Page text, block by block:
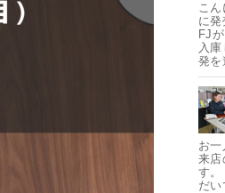
こん
に
FJ
入
発を
お
来店
す。
だ